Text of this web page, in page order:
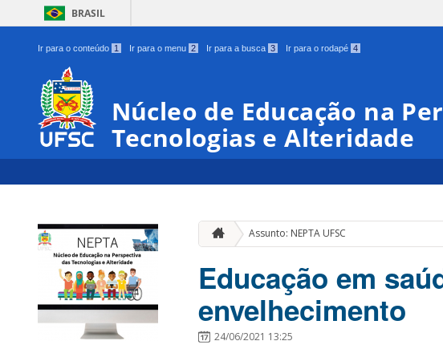
BRASIL
Ir para o conteúdo 1 Ir para o menu 2 Ir para a busca 3 Ir para o rodapé 4
Núcleo de Educação na
Tecnologias e Alteridade
Assunto: NEPTA UFSC
Educação em
envelhecimento
24/06/2021 13:25